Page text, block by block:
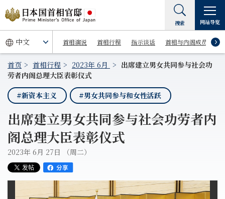
首相演说 首相行程 指示谈话 首相与内阁成员
搜索 网站导览
首页 首相行程 2023年 6月
出席建立男女共同参与社会功
劳者内阁总理大臣表彰仪式
#新资本主义
#男女共同参与和女性活跃
出席建立男女共同参与社会功劳者内
阁总理大臣表彰仪式
2023年 6月 27日 （周二）